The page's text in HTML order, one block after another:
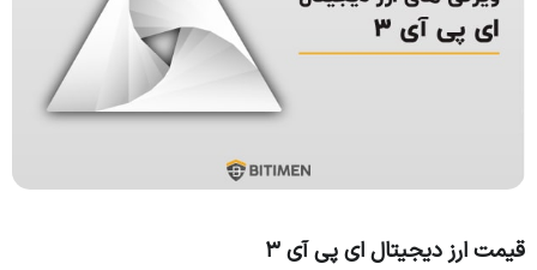
قیمت ارز دیجیتال ای پی آی 3